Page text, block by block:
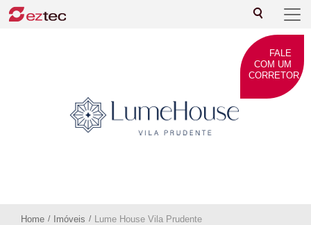
FALE
COM UM
CORRETOR
Home / Imóveis / Lume House Vila Prudente